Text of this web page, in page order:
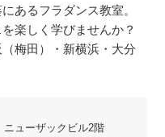
あるフラダンス教室。
楽しく学びませんか？
梅田）・新横浜・大分
ューザックビル2階